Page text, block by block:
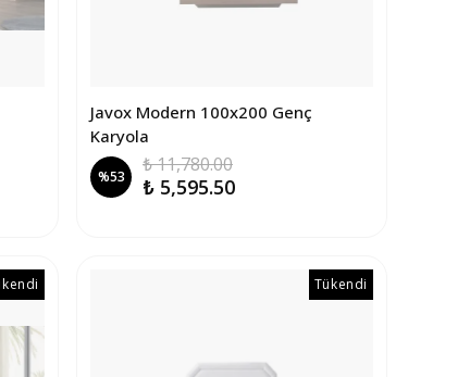
Javox Modern 100x200 Genç
Karyola
%53
₺ 11,780.00
₺ 5,595.50
Tükendi